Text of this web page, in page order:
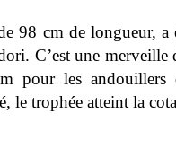
98 cm de longueur, a
C’est une merveille
pour les
le trophée atteint la